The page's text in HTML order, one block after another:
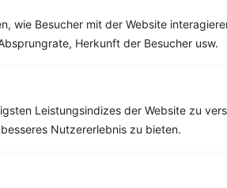
wie Besucher mit der Website
Herkunft der Besucher usw.
Leistungsindizes der Website zu
Nutzererlebnis zu bieten.
Eiweiß:11 g
Kohlehydrate:31 g
400 bis 500 kcal